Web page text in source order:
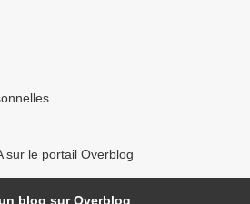
sur le portail Overblog
blog sur Overblog